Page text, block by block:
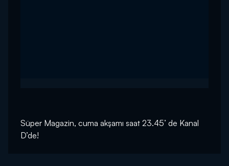
Süper Magazin, cuma akşamı saat 23.45’ de Kanal
D’de!